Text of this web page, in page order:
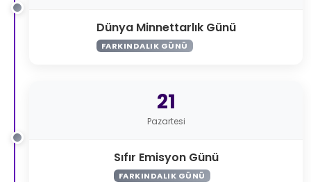
Dünya Minnettarlık Günü
FARKINDALIK GÜNÜ
21
Pazartesi
Sıfır Emisyon Günü
FARKINDALIK GÜNÜ